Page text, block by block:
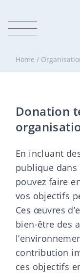
Home /
Donation
En incluant
publique dans
pouvez faire
vos objectifs
Ces œuvres
bien-être des
contribution
ces objectifs